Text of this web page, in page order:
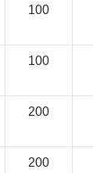
100
100
200
200